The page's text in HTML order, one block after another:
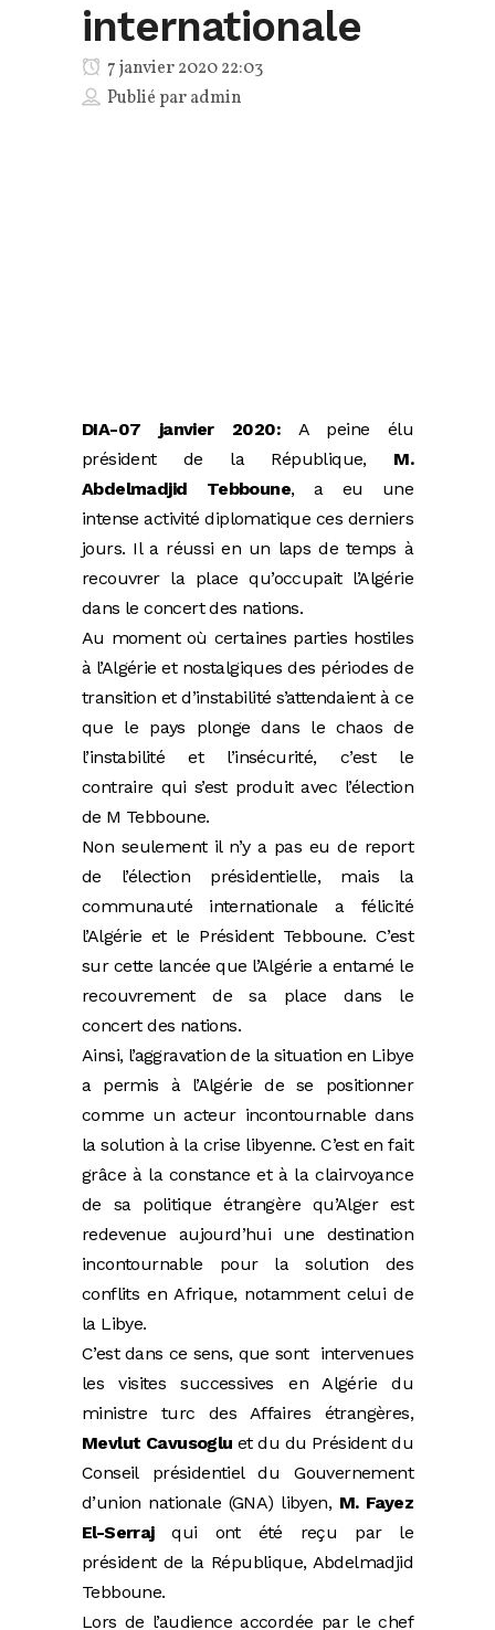
internationale
7 janvier 2020 22:03
Publié paradmin
DIA-07 janvier 2020: A peine élu
président de la République, M.
Abdelmadjid Tebboune, a eu une
intense activité diplomatique ces derniers
jours. Il a réussi en un laps de temps à
recouvrer la place qu’occupait l’Algérie
dans le concert des nations.
Au moment où certaines parties hostiles
à l’Algérie et nostalgiques des périodes de
transition et d’instabilité s’attendaient à ce
que le pays plonge dans le chaos de
l’instabilité et l’insécurité, c’est le
contraire qui s’est produit avec l’élection
de M Tebboune.
Non seulement il n’y a pas eu de report
de l’élection présidentielle, mais la
communauté internationale a félicité
l’Algérie et le Président Tebboune. C’est
sur cette lancée que l’Algérie a entamé le
recouvrement de sa place dans le
concert des nations.
Ainsi, l’aggravation de la situation en Libye
a permis à l’Algérie de se positionner
comme un acteur incontournable dans
la solution à la crise libyenne. C’est en fait
grâce à la constance et à la clairvoyance
de sa politique étrangère qu’Alger est
redevenue aujourd’hui une destination
incontournable pour la solution des
conflits en Afrique, notamment celui de
la Libye.
C’est dans ce sens, que sont intervenues
les visites successives en Algérie du
ministre turc des Affaires étrangères,
Mevlut Cavusoglu et du du Président du
Conseil présidentiel du Gouvernement
d’union nationale (GNA) libyen, M. Fayez
El-Serrajqui ont été reçu par le
président de la République, Abdelmadjid
Tebboune.
Lors de l’audience accordée par le chef